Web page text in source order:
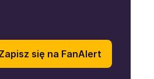
się na FanAlert